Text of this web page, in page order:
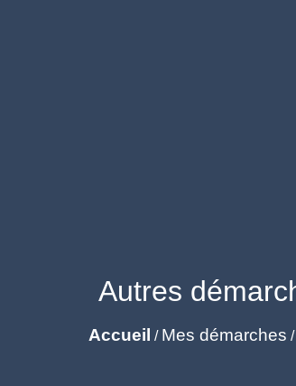
Autres
Accueil / Mes démarches /